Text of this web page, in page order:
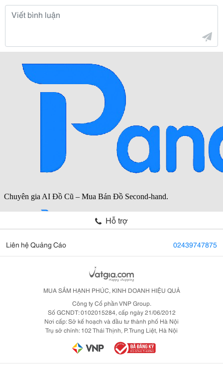
Hỗ trợ
Liên hệ Quảng Cáo 02439747875
MUA SẮM HẠNH PHÚC, KINH DOANH HIỆU QUẢ
Công ty Cổ phần VNP Group.
Số GCNDT: 0102015284, cấp ngày 21/06/2012
Nơi cấp: Sở kế hoạch và đầu tư thành phố Hà Nội
Trụ sở chính: 102 Thái Thịnh, P. Trung Liệt, Hà Nội